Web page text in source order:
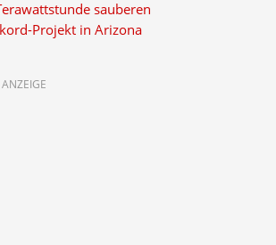
sauberen
Projekt in Arizona
ANZEIGE